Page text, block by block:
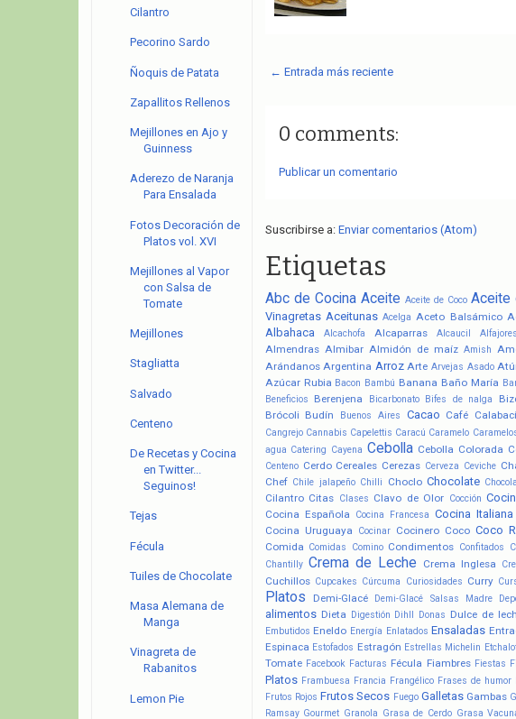
← Entrada más reciente
0 comments:
Publicar un comentario
Suscribirse a: Enviar comentarios (Atom)
Etiquetas
Abc de Cocina Aceite Aceite de Coco Aceite
Vinagretas Aceitunas Acelga Aceto Balsámico
Albahaca Alcachofa Alcaparras Alcaucil Alfajores
Almendras Almibar Almidón de maíz Amish
Arándanos Argentina Arroz Arte Arvejas Asado
Azúcar Rubia Bacon Bambú Banana Baño María
Beneficios Berenjena Bicarbonato Bifes de nalga
Brócoli Budín Buenos Aires Cacao Café
Cangrejo Cannabis Capelettis Caracú Caramelo
agua Catering Cayena Cebolla Cebolla Colorada
Centeno Cerdo Cereales Cerezas Cerveza Ceviche
Chef Chile jalapeño Chilli Choclo Chocolate
Cilantro Citas Clases Clavo de Olor Cocción
Cocina Española
Cocina Francesa Cocina Italiana
Cocina Uruguaya Cocinar Cocinero Coco Coco
Comida Comidas Comino Condimentos Confitados
Chantilly Crema de Leche Crema Inglesa
Cuchillos Cupcakes Cúrcuma Curiosidades Curry
Platos
Demi-Glacé Demi-Glacé Salsas Madre
alimentos Dieta Digestión Dihll Donas Dulce de
Embutidos Eneldo Energía Enlatados Ensaladas
Espinaca Estofados Estragón Estrellas Michelin
Tomate Facebook Facturas Fécula Fiambres Fiestas
Platos Frambuesa Francia Frangélico Frases de humor
Frutos Rojos Frutos Secos Fuego Galletas Gambas
Ramsay Gourmet Granola Grasa de Cerdo Grasa
Cilantro
Pecorino Sardo
Ñoquis de Patata
Zapallitos Rellenos
Mejillones en Ajo y
Guinness
Aderezo de Naranja
Para Ensalada
Fotos Decoración de
Platos vol. XVI
Mejillones al Vapor
con Salsa de
Tomate
Mejillones
Stagliatta
Salvado
Centeno
De Recetas y Cocina
en Twitter...
Seguinos!
Tejas
Fécula
Tuiles de Chocolate
Masa Alemana de
Manga
Vinagreta de
Rabanitos
Lemon Pie